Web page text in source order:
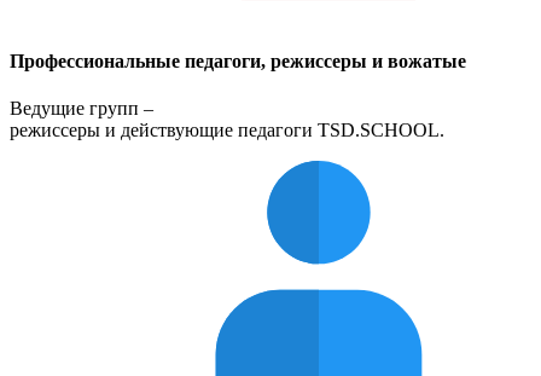
Профессиональные педагоги, режиссеры и вожатые
Ведущие групп –
режиссеры и действующие педагоги TSD.SCHOOL.